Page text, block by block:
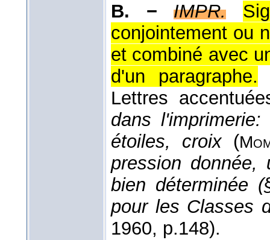
B. −
IMPR.
conjointement ou
et combiné avec
d'un paragraphe.
Lettres
dans
étoiles, croix(
pression
bien déterminée
pour les Classes
1960, p.148).